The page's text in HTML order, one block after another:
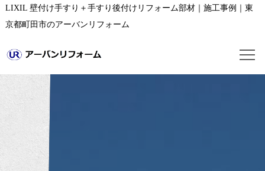
LIXIL 壁付け手すり＋手すり後付けリフォーム部材｜施工事例｜東
京都町田市のアーバンリフォーム